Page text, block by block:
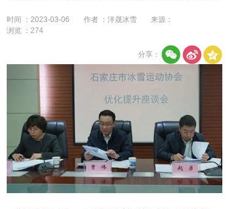
时间 ：2023-03-06 作者 ：洋晟冰雪
来源：
浏览 ：274
分享：